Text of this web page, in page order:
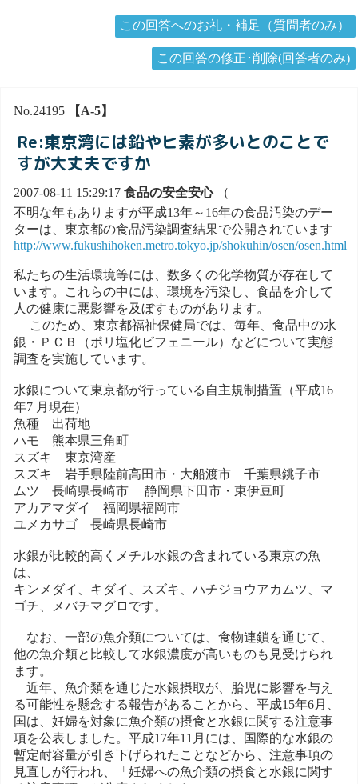
この回答へのお礼・補足（質問者のみ）
この回答の修正･削除(回答者のみ)
No.24195 【A-5】
Re:東京湾には鉛やヒ素が多いとのことで
すが大丈夫ですか
2007-08-11 15:29:17 食品の安全安心（
不明な年もありますが平成13年～16年の食品汚染のデー
ターは、東京都の食品汚染調査結果で公開されています
http://www.fukushihoken.metro.tokyo.jp/shokuhin/osen/osen.html
私たちの生活環境等には、数多くの化学物質が存在して
います。これらの中には、環境を汚染し、食品を介して
人の健康に悪影響を及ぼすものがあります。
このため、東京都福祉保健局では、毎年、食品中の水
銀・ＰＣＢ（ポリ塩化ビフェニール）などについて実態
調査を実施しています。
水銀について東京都が行っている自主規制措置（平成16
年7 月現在）
魚種 出荷地
ハモ 熊本県三角町
スズキ 東京湾産
スズキ 岩手県陸前高田市・大船渡市 千葉県銚子市
ムツ 長崎県長崎市 静岡県下田市・東伊豆町
アカアマダイ 福岡県福岡市
ユメカサゴ 長崎県長崎市
水銀が比較的高くメチル水銀の含まれている東京の魚
は、
キンメダイ、キダイ、スズキ、ハチジョウアカムツ、マ
ゴチ、メバチマグロです。
なお、一部の魚介類については、食物連鎖を通じて、
他の魚介類と比較して水銀濃度が高いものも見受けられ
ます。
近年、魚介類を通じた水銀摂取が、胎児に影響を与え
る可能性を懸念する報告があることから、平成15年6月、
国は、妊婦を対象に魚介類の摂食と水銀に関する注意事
項を公表しました。平成17年11月には、国際的な水銀の
暫定耐容量が引き下げられたことなどから、注意事項の
見直しが行われ、「妊婦への魚介類の摂食と水銀に関す